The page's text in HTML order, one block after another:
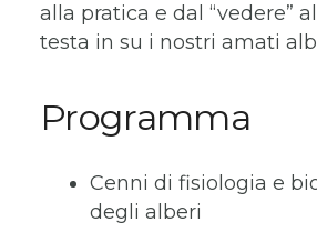
alla pratica e dal “vedere”
testa in su i nostri amati
Programma
Cenni di fisiologia e
degli alberi